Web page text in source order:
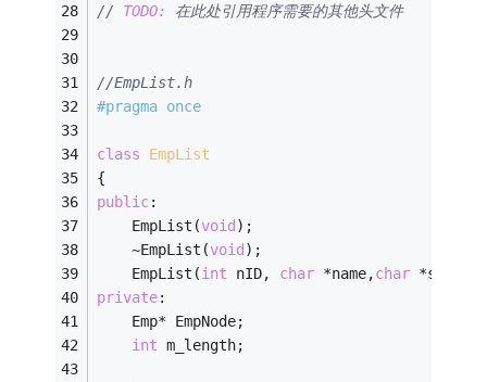
// TODO: 在此处引用程序需要的其他头文件
//EmpList.h
#pragma once
class
EmpList
{
public:
	EmpList(
void);
	~EmpList(
void);
	EmpList(
int nID, char *name,char *sex,
private:
	Emp* EmpNode;
int m_length;